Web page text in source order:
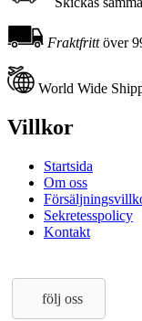
Fraktfrittöver
World Wide
Villkor
Startsida
Om oss
Sekretesspolicy
Kontakt
följ oss